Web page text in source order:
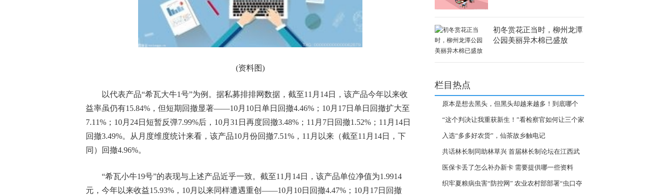
(资料图)
以代表产品“希瓦大牛1号”为例。据私募排排网数据，截至11月14日，该产品今年以来收
益率虽仍有15.84%，但短期回撤显著——10月10日单日回撤4.46%；10月17日单日回撤扩大至
7.11%；10月24日短暂反弹7.99%后，10月31日再度回撤3.48%；11月7日回撤1.52%；11月14日
回撤3.49%。从月度维度统计来看，该产品10月份回撤7.51%，11月以来（截至11月14日，下
同）回撤4.96%。
“希瓦小牛19号”的表现与上述产品近乎一致。截至11月14日，该产品单位净值为1.9914
元，今年以来收益15.93%，10月以来同样遭遇重创——10月10日回撤4.47%；10月17日回撤
初冬赏花正当时，柳州龙潭
公园美丽异木棉已盛放
栏目热点
原本是想去黑头，但黑头却越来越多！到底哪个
环节出了错？-天天视点
“这个判决让我重获新生！”看检察官如何让三个家
庭回归平静的生活
入选“多多好农货”，仙茶故乡触电记
共话林长制同助林草兴 首届林长制论坛在江西武
宁开幕
医保卡丢了怎么补办新卡 需要提供哪一些资料
织牢夏粮病虫害“防控网” 农业农村部部署“虫口夺